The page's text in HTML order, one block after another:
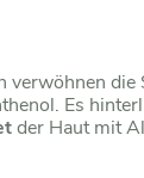
verwöhnen die
Es
der Haut mit